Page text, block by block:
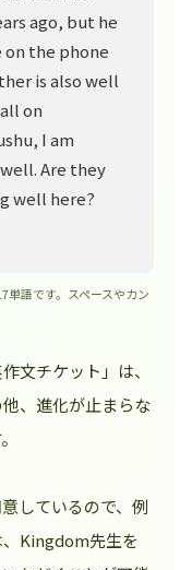
ago, but he
on the phone
is also well
on
I am
Are they
well here?
語です。スペースやカン
文チケット」は、
、進化が止まらな
しているので、例
Kingdom先生を